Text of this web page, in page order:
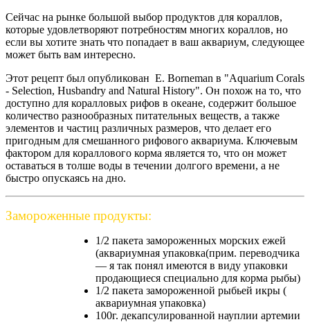
Сейчас на рынке большой выбор продуктов для кораллов,
которые удовлетворяют потребностям многих кораллов, но
если вы хотите знать что попадает в ваш аквариум, следующее
может быть вам интересно.
Этот рецепт был опубликован E. Borneman в "Aquarium Corals
- Selection, Husbandry and Natural History". Он похож на то, что
доступно для коралловых рифов в океане, содержит большое
количество разнообразных питательных веществ, а также
элементов и частиц различных размеров, что делает его
пригодным для смешанного рифового аквариума. Ключевым
фактором для кораллового корма является то, что он может
оставаться в толше воды в течении долгого времени, а не
быстро опускаясь на дно.
Замороженные продукты:
1/2 пакета замороженных морских ежей
(аквариумная упаковка(прим. переводчика
— я так понял имеются в виду упаковки
продающиеся специально для корма рыбы)
1/2 пакета замороженной рыбьей икры (
аквариумная упаковка)
100г. декапсулированной науплии артемии